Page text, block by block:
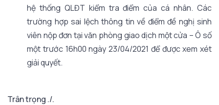
hệ thống QLĐT kiểm tra điểm của cá nhân. Các
trường hợp sai lệch thông tin về điểm đề nghị sinh
viên nộp đơn tại văn phòng giao dịch một cửa – Ô số
một trước 16h00 ngày 23/04/2021 để được xem xét
giải quyết.
Trân trọng ./.